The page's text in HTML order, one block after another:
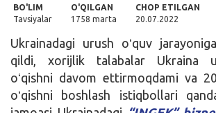
BO'LIM
Tavsiyalar
O'QILGAN
1758 marta
CHOP ETILGAN
20.07.2022
Ukrainadagi urush oʻquv
qildi, xorijlik talabalar Ukraina
oʻqishni davom ettirmoqdami va
oʻqishni boshlash istiqbollari